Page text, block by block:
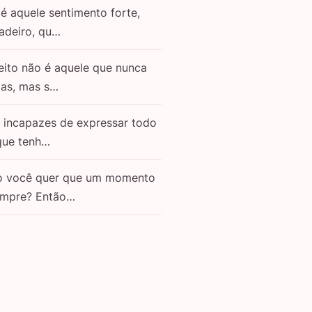
aquele sentimento forte,
qu…
não é aquele que nunca
mas s…
incapazes de expressar todo
tenh…
você quer que um momento
Então…